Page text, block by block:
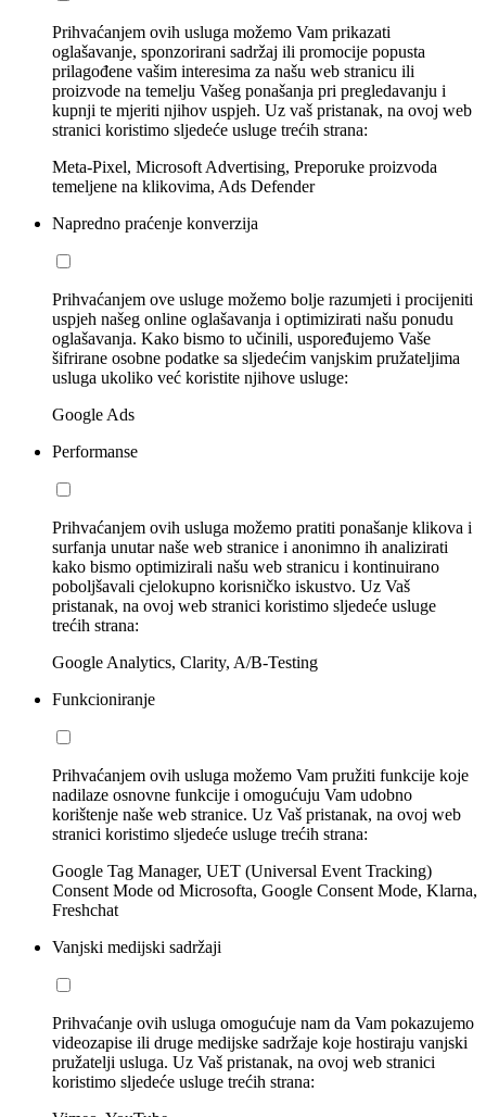
Prihvaćanjem ovih usluga možemo Vam prikazati
oglašavanje, sponzorirani sadržaj ili promocije popusta
prilagođene vašim interesima za našu web stranicu ili
proizvode na temelju Vašeg ponašanja pri pregledavanju i
kupnji te mjeriti njihov uspjeh. Uz vaš pristanak, na ovoj web
stranici koristimo sljedeće usluge trećih strana:
Meta-Pixel, Microsoft Advertising, Preporuke proizvoda
temeljene na klikovima, Ads Defender
Napredno praćenje konverzija
Prihvaćanjem ove usluge možemo bolje razumjeti i procijeniti
uspjeh našeg online oglašavanja i optimizirati našu ponudu
oglašavanja. Kako bismo to učinili, uspoređujemo Vaše
šifrirane osobne podatke sa sljedećim vanjskim pružateljima
usluga ukoliko već koristite njihove usluge:
Google Ads
Performanse
Prihvaćanjem ovih usluga možemo pratiti ponašanje klikova i
surfanja unutar naše web stranice i anonimno ih analizirati
kako bismo optimizirali našu web stranicu i kontinuirano
poboljšavali cjelokupno korisničko iskustvo. Uz Vaš
pristanak, na ovoj web stranici koristimo sljedeće usluge
trećih strana:
Google Analytics, Clarity, A/B-Testing
Funkcioniranje
Prihvaćanjem ovih usluga možemo Vam pružiti funkcije koje
nadilaze osnovne funkcije i omogućuju Vam udobno
korištenje naše web stranice. Uz Vaš pristanak, na ovoj web
stranici koristimo sljedeće usluge trećih strana:
Google Tag Manager, UET (Universal Event Tracking)
Consent Mode od Microsofta, Google Consent Mode, Klarna,
Freshchat
Vanjski medijski sadržaji
Prihvaćanje ovih usluga omogućuje nam da Vam pokazujemo
videozapise ili druge medijske sadržaje koje hostiraju vanjski
pružatelji usluga. Uz Vaš pristanak, na ovoj web stranici
koristimo sljedeće usluge trećih strana: